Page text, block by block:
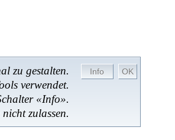
zu gestalten.
verwendet.
«Info».
zulassen.